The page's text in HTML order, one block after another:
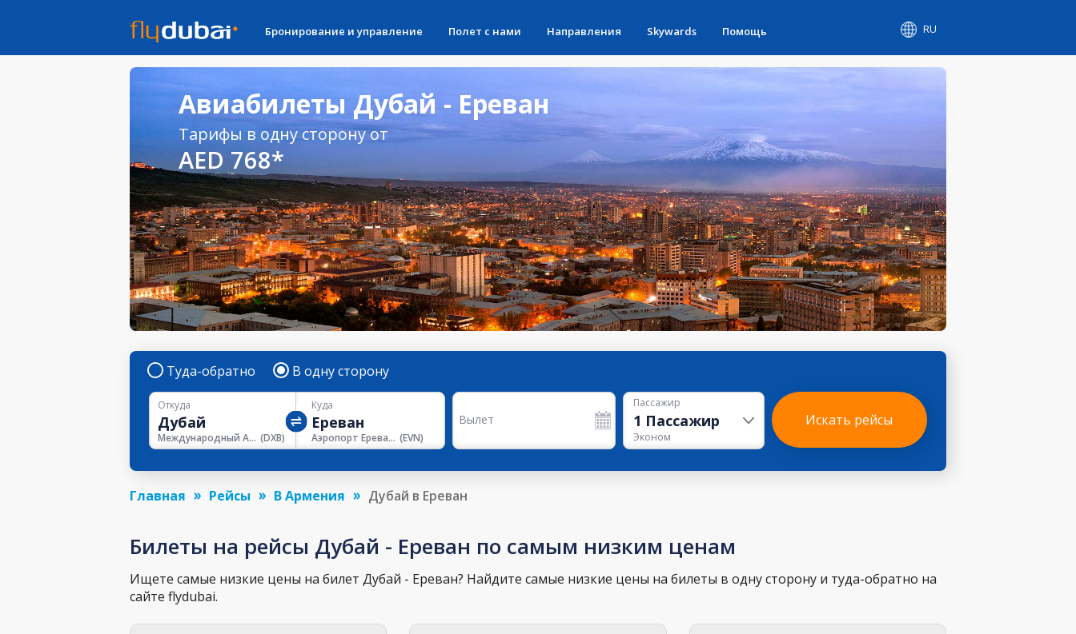
Бронирование и управление Полет с нами Направления Skywards Помощь RU
Авиабилеты Дубай - Ереван
Тарифы в одну сторону от
AED 768*
Туда-обратно В одну сторону
Откуда
Международный Аэропорт Дубая (DXB)
Куда
Аэропорт Еревана (EVN)
Вылет
Пассажир
1 Пассажир
Эконом
Искать рейсы
Главная Рейсы В Армения Дубай в Ереван
Билеты на рейсы Дубай - Ереван по самым низким ценам
Ищете самые низкие цены на билет Дубай - Ереван? Найдите самые низкие цены на билеты в одну сторону и туда-обратно на
сайте flydubai.